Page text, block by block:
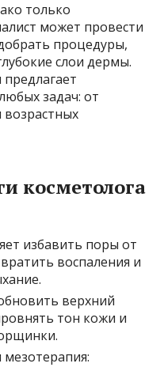
только
может провести
процедуры,
слои дермы.
задач: от
косметолога
избавить поры от
воспаления и
верхний
тон кожи и